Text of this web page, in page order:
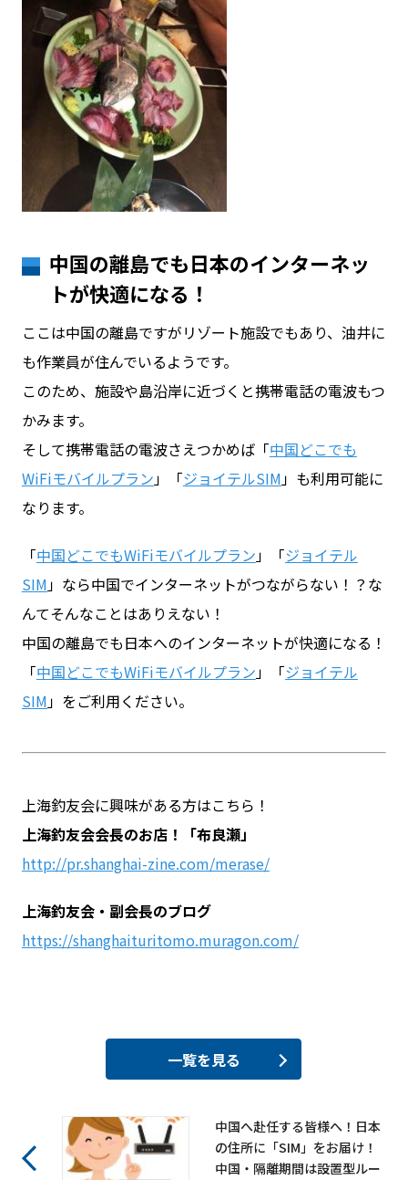
中国の離島でも日本のインターネッ
トが快適になる！
ここは中国の離島ですがリゾート施設でもあり、油井に
も作業員が住んでいるようです。
このため、施設や島沿岸に近づくと携帯電話の電波もつ
かみます。
そして携帯電話の電波さえつかめば「中国どこでも
WiFiモバイルプラン」「ジョイテルSIM」も利用可能に
なります。
「中国どこでもWiFiモバイルプラン」「ジョイテル
SIM」なら中国でインターネットがつながらない！？な
んてそんなことはありえない！
中国の離島でも日本へのインターネットが快適になる！
「中国どこでもWiFiモバイルプラン」「ジョイテル
SIM」をご利用ください。
上海釣友会に興味がある方はこちら！
上海釣友会会長のお店！「布良瀬」
http://pr.shanghai-zine.com/merase/
上海釣友会・副会長のブログ
https://shanghaituritomo.muragon.com/
一覧を見る
中国へ赴任する皆様へ！日本
の住所に「SIM」をお届け！
中国・隔離期間は設置型ルー